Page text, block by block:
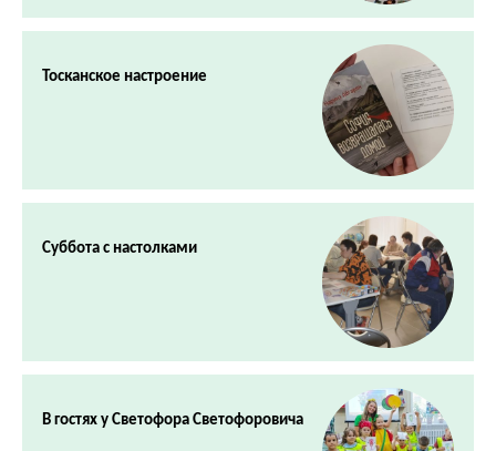
Тосканское настроение
Суббота с настолками
В гостях у Светофора Светофоровича